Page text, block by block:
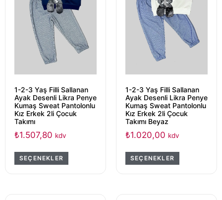
1-2-3 Yaş Filli Sallanan
Ayak Desenli Likra Penye
Kumaş Sweat Pantolonlu
Kız Erkek 2li Çocuk
Takımı
₺1.507,80 kdv
SEÇENEKLER
1-2-3 Yaş Filli Sallanan
Ayak Desenli Likra Penye
Kumaş Sweat Pantolonlu
Kız Erkek 2li Çocuk
Takımı Beyaz
₺1.020,00 kdv
SEÇENEKLER